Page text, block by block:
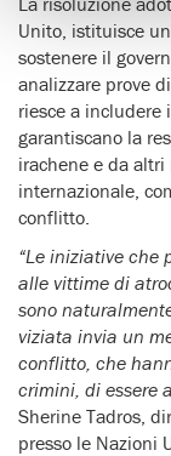
Unito, istituisce
sostenere il
analizzare prove
riesce a includere
garantiscano la
irachene e da
internazionale,
conflitto.
“Le iniziative che
alle vittime di
sono
viziata invia un
conflitto, che
crimini, di essere
Sherine Tadros,
presso le Nazioni